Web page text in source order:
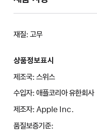
재질: 고무
상품정보표시
제조국: 스위스
수입자: 애플코리아 유한회사
제조자: Apple Inc.
품질보증기준: